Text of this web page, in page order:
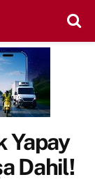
Yapay
Dahil!